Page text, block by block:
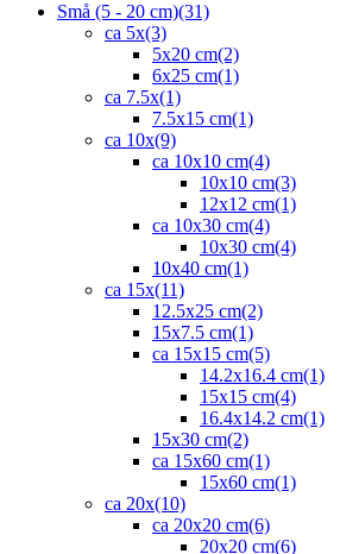
Små (5 - 20 cm)(31)
ca 5x(3)
5x20 cm(2)
6x25 cm(1)
ca 7.5x(1)
7.5x15 cm(1)
ca 10x(9)
ca 10x10 cm(4)
10x10 cm(3)
12x12 cm(1)
ca 10x30 cm(4)
10x30 cm(4)
10x40 cm(1)
ca 15x(11)
12.5x25 cm(2)
15x7.5 cm(1)
ca 15x15 cm(5)
14.2x16.4 cm(1)
15x15 cm(4)
16.4x14.2 cm(1)
15x30 cm(2)
ca 15x60 cm(1)
15x60 cm(1)
ca 20x(10)
ca 20x20 cm(6)
20x20 cm(6)